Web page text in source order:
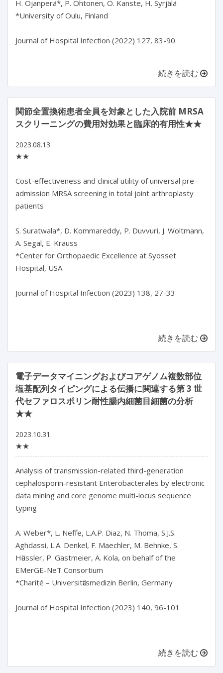
H. Ojanperä*, P. Ohtonen, O. Kanste, H. Syrjälä
*University of Oulu, Finland
Journal of Hospital Infection (2022) 127, 83-90
続きを読む
関節全置換術患者全員を対象とした入院前 MRSA
スクリーニングの費用対効果と臨床的有用性★★
2023.08.13
★★
Cost-effectiveness and clinical utility of universal pre-
admission MRSA screening in total joint arthroplasty
patients
S. Suratwala*, D. Kommareddy, P. Duvvuri, J. Woltmann,
A. Segal, E. Krauss
*Center for Orthopaedic Excellence at Syosset
Hospital, USA
Journal of Hospital Infection (2023) 138, 27-33
続きを読む
電子データマイニングおよびコアゲノム複数部位
塩基配列タイピングによる伝播に関連する第 3 世
代セファロスポリン耐性腸内細菌目細菌の分析
★★
2023.10.31
★★
Analysis of transmission-related third-generation
cephalosporin-resistant Enterobacterales by electronic
data mining and core genome multi-locus sequence
typing
A. Weber*, L. Neffe, L.A.P. Diaz, N. Thoma, S.J.S.
Aghdassi, L.A. Denkel, F. Maechler, M. Behnke, S.
Hӓussler, P. Gastmeier, A. Kola, on behalf of the
EMerGE-NeT Consortium
*Charité – Universitӓtsmedizin Berlin, Germany
Journal of Hospital Infection (2023) 140, 96-101
続きを読む